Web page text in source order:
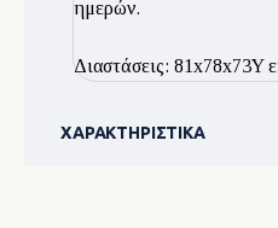
ημερών.
Διαστάσεις: 81x78x73Y
ΧΑΡΑΚΤΗΡΙΣΤΙΚΆ